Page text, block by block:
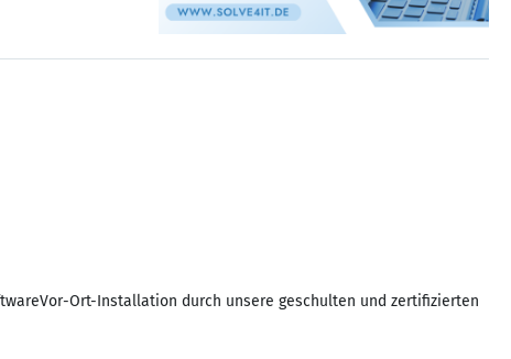
Ort-Installation durch unsere geschulten und zertifizierten